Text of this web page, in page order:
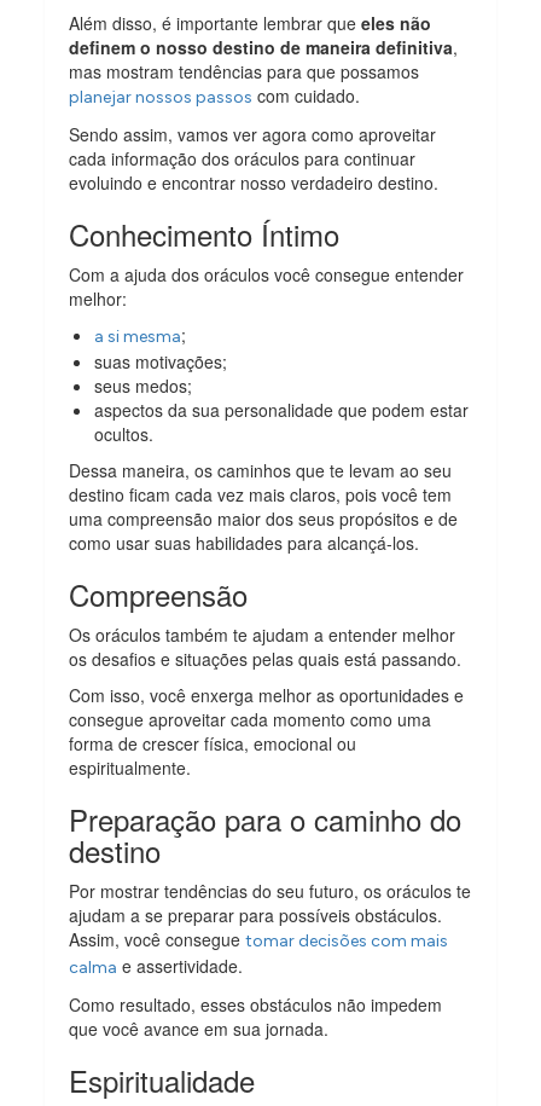
Além disso, é importante lembrar queeles não
definem o nosso destino de maneira definitiva,
mas mostram tendências para que possamos
planejar nossos passos com cuidado.
Sendo assim, vamos ver agora como aproveitar
cada informação dos oráculos para continuar
evoluindo e encontrar nosso verdadeiro destino.
Conhecimento Íntimo
Com a ajuda dos oráculos você consegue entender
melhor:
a si mesma;
suas motivações;
seus medos;
aspectos da sua personalidade que podem estar
ocultos.
Dessa maneira, os caminhos que te levam ao seu
destino ficam cada vez mais claros, pois você tem
uma compreensão maior dos seus propósitos e de
como usar suas habilidades para alcançá-los.
Compreensão
Os oráculos também te ajudam a entender melhor
os desafios e situações pelas quais está passando.
Com isso, você enxerga melhor as oportunidades e
consegue aproveitar cada momento como uma
forma de crescer física, emocional ou
espiritualmente.
Preparação para o caminho do
destino
Por mostrar tendências do seu futuro, os oráculos te
ajudam a se preparar para possíveis obstáculos.
Assim, você conseguetomar decisões com mais
calma e assertividade.
Como resultado, esses obstáculos não impedem
que você avance em sua jornada.
Espiritualidade